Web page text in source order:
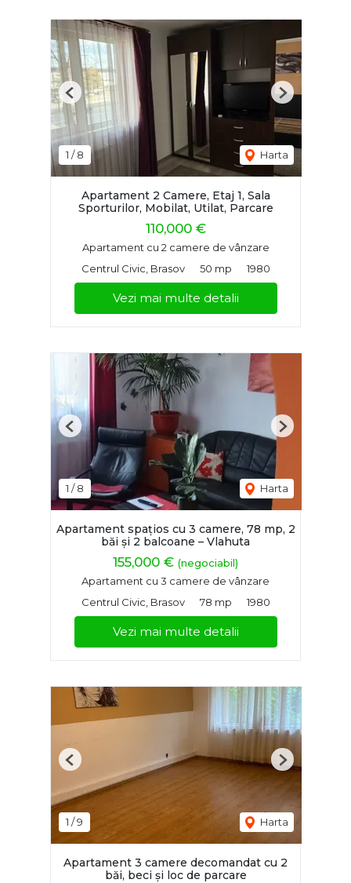
1 /8 Harta
Previous Next
Apartament 2 Camere, Etaj 1, Sala
Sporturilor, Mobilat, Utilat, Parcare
110,000 €
Apartament cu 2 camere de vânzare
Centrul Civic, Brasov
50 mp 1980
Vezi mai multe detalii
1 /8 Harta
Previous Next
Apartament spațios cu 3 camere, 78 mp, 2
băi și 2 balcoane – Vlahuta
155,000 € (negociabil)
Apartament cu 3 camere de vânzare
Centrul Civic, Brasov
78 mp 1980
Vezi mai multe detalii
1 /9 Harta
Previous Next
Apartament 3 camere decomandat cu 2
băi, beci și loc de parcare